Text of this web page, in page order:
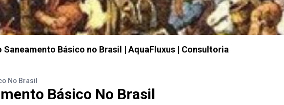
Básico no Brasil | AquaFluxus | Consultoria
No Brasil
Básico No Brasil